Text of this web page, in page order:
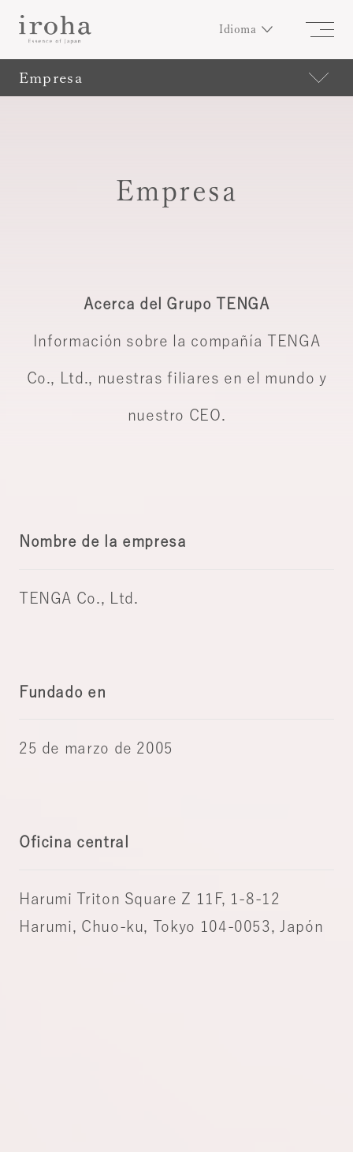
Idioma
Empresa
Empresa
Acerca del Grupo TENGA
Información sobre la compañía TENGA
Co., Ltd., nuestras filiares en el mundo y
nuestro CEO.
Nombre de la empresa
TENGA Co., Ltd.
Fundado en
25 de marzo de 2005
Oficina central
Harumi Triton Square Z 11F, 1-8-12
Harumi, Chuo-ku, Tokyo 104-0053, Japón